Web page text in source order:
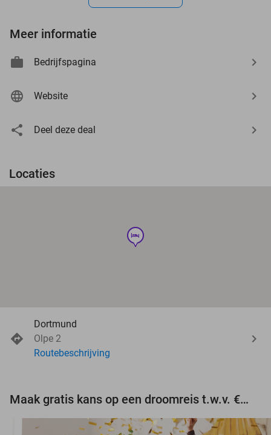
Meer informatie
Bedrijfspagina
Website
Deel deze deal
Locaties
hotel
Dortmund
Olpe 2
Routebeschrijving
Maak gratis kans op een droomreis t.w.v. €3.000!